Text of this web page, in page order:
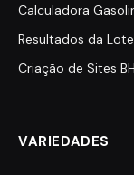
Calculadora
Resultados da
Criação de Sites BH
VARIEDADES